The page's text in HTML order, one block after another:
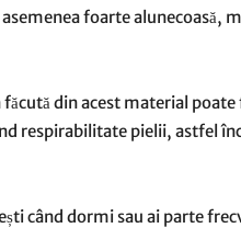
foarte alunecoasă,
din acest material poate
respirabilitate pielii, astfel
când dormi sau ai parte